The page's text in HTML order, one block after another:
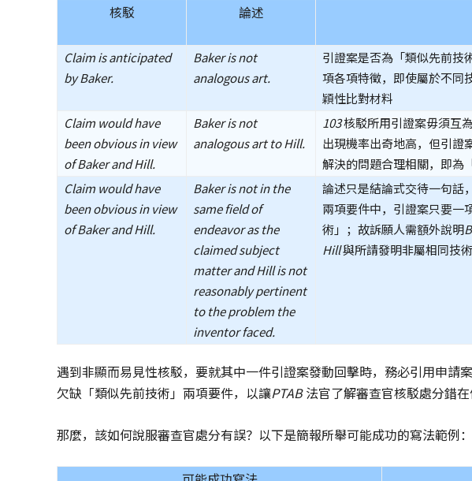
核駁 論述
Claim is anticipated
by Baker.
Baker is not
analogous art.
引證案是否為「類似先前技
項各項特徵，即使屬於不同
穎性比對材料
Claim would have
been obvious in view
of Baker and Hill.
Baker is not
analogous art to Hill.
103核駁所用引證案毋須互
出現機率出奇地高，但引證
解決的問題合理相關，即為
Claim would have
been obvious in view
of Baker and Hill.
Baker is not in the
same field of
endeavor as the
claimed subject
matter and Hill is not
reasonably pertinent
to the problem the
inventor faced.
論述只是結論式交待一句話
兩項要件中，引證案只要一
術」；故訴願人需額外說明
Hill與所請發明非屬相同技
遇到非顯而易見性核駁，要就其中一件引證案發動回擊時，務必引用申請
欠缺「類似先前技術」兩項要件，以讓PTAB法官了解審查官核駁處分錯在
那麼，該如何說服審查官處分有誤？以下是簡報所舉可能成功的寫法範例：